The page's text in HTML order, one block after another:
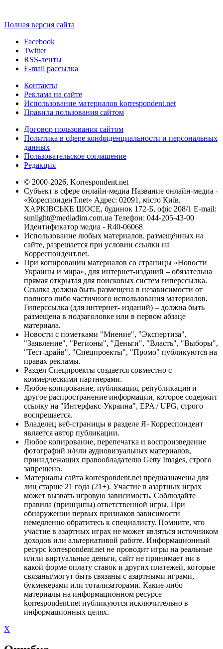
Полная версия сайта
Facebook
Twitter
RSS-ленты
E-mail рассылка
Контакты
Реклама на сайте
Использование материалов korrespondent.net
Правила пользования сайтом
Договор пользования сайтом
Политика в сфере конфиденциальности и персональных
данных
Пользовательское соглашение
Редакция
© 2000-2026, Korrespondent.net
Субъект в сфере онлайн-медиа Название онлайн-медиа -
«КореспонденТ.net» Адрес: 02091, місто Київ,
ХАРКІВСЬКЕ ШОСЕ, будинок 172-Б, офіс 208/1 E-mail:
sunlight@mediadim.com.ua Телефон: 044-205-43-00
Идентификатор медиа - R40-06068
Использование любых материалов, размещённых на
сайте, разрешается при условии ссылки на
Корреспондент.net.
При копировании материалов со страницы «Новости
Украины и мира», для интернет-изданий – обязательна
прямая открытая для поисковых систем гиперссылка.
Ссылка должна быть размещена в независимости от
полного либо частичного использования материалов.
Гиперссылка (для интернет- изданий) – должна быть
размещена в подзаголовке или в первом абзаце
материала.
Новости с пометками "Мнение", "Экспертиза",
"Заявление", "Регионы", "Деньги", "Власть", "Выборы",
"Тест-драйв", "Спецпроекты", "Промо" публикуются на
правах рекламы.
Раздел Спецпроекты создается совместно с
коммерческими партнерами.
Любое копирование, публикация, републикация и
другое распространение информации, которое содержит
ссылку на "Интерфакс-Украина", EPA / UPG, строго
воспрещается.
Владелец веб-страницы в разделе Я- Корреспондент
является автор публикации.
Любое копирование, перепечатка и воспроизведение
фотографий и/или аудиовизуальных материалов,
принадлежащих правообладателю Getty Images, строго
запрещено.
Материалы сайта korrespondent.net предназначены для
лиц старше 21 года (21+). Участие в азартных играх
может вызвать игровую зависимость. Соблюдайте
правила (принципы) ответственной игры. При
обнаружении первых признаков зависимости
немедленно обратитесь к специалисту. Помните, что
участие в азартных играх не может являться источником
доходов или альтернативой работе. Информационный
ресурс korrespondent.net не проводит игры на реальные
и/или виртуальные деньги, сайт не принимает ни в
какой форме оплату ставок и других платежей, которые
связаны/могут быть связаны с азартными играми,
букмекерами или тотализаторами. Какие-либо
материалы на информационном ресурсе
korrespondent.net публикуются исключительно в
информационных целях.
X